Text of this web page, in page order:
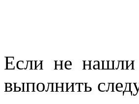
Если не нашли
выполнить